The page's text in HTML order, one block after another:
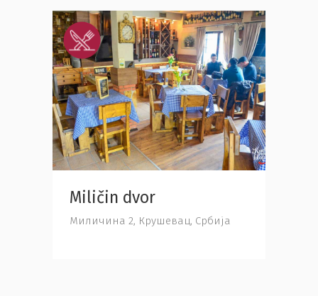
Miličin dvor
Миличина 2, Крушевац, Србија